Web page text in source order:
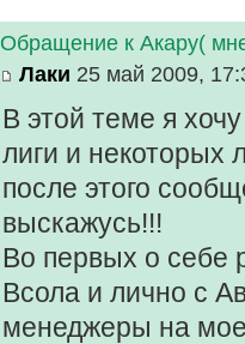
Обращение к Акару(
Лаки 25 май 2009,
В этой теме я
лиги и некоторых
после этого
выскажусь!!!
Во первых о себе
Всола и лично с
менеджеры на